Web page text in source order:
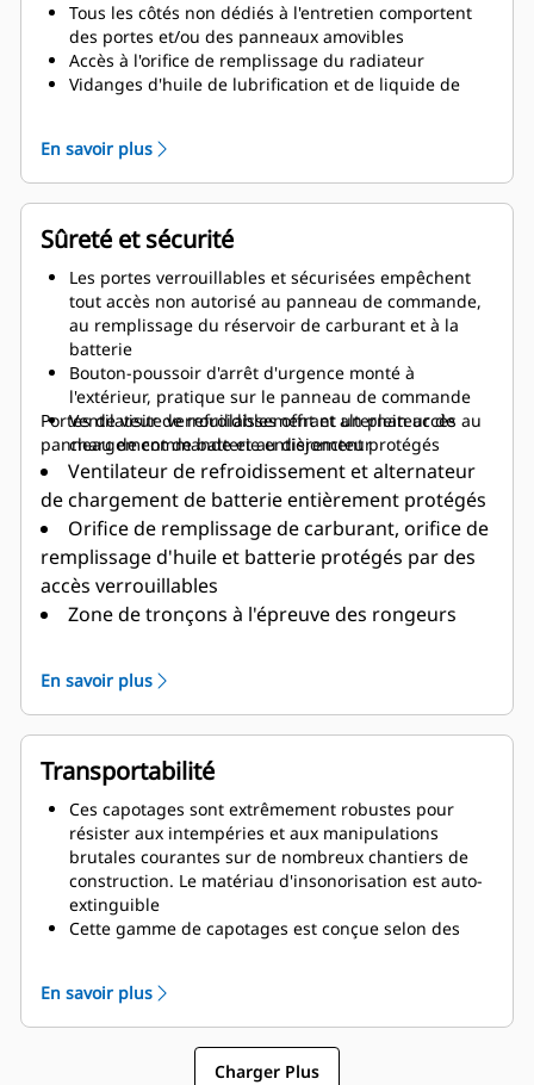
Tous les côtés non dédiés à l'entretien comportent
des portes et/ou des panneaux amovibles
Accès à l'orifice de remplissage du radiateur
Vidanges d'huile de lubrification et de liquide de
Grande zone d'entrée de câbles pour une facilité de
pose
Double portes de chaque côté
Portes à charnières verticales, avec butoirs pour
porte à barres solide permettant de les garder
ouvertes
En savoir plus
Sûreté et sécurité
Les portes verrouillables et sécurisées empêchent
tout accès non autorisé au panneau de commande,
au remplissage du réservoir de carburant et à la
batterie
Bouton-poussoir d'arrêt d'urgence monté à
l'extérieur, pratique sur le panneau de commande
Ventilateur de refroidissement et alternateur de
chargement de batterie entièrement protégés
Portes de visite verrouillables offrant un plein accès au
panneau de commande et au disjoncteur
Ventilateur de refroidissement et alternateur
de chargement de batterie entièrement protégés
Orifice de remplissage de carburant, orifice de
remplissage d'huile et batterie protégés par des
accès verrouillables
Zone de tronçons à l'épreuve des rongeurs
En savoir plus
Transportabilité
Ces capotages sont extrêmement robustes pour
résister aux intempéries et aux manipulations
brutales courantes sur de nombreux chantiers de
construction. Le matériau d'insonorisation est auto-
extinguible
Cette gamme de capotages est conçue selon des
site
En savoir plus
Charger Plus